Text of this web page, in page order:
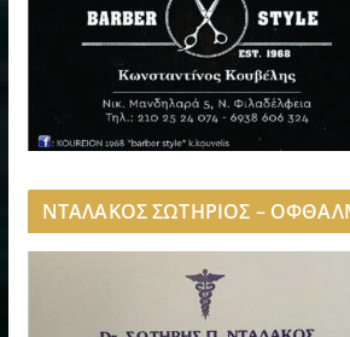
ΝΤΑΛΑΚΟΣ ΣΩΤΗΡΙΟΣ –